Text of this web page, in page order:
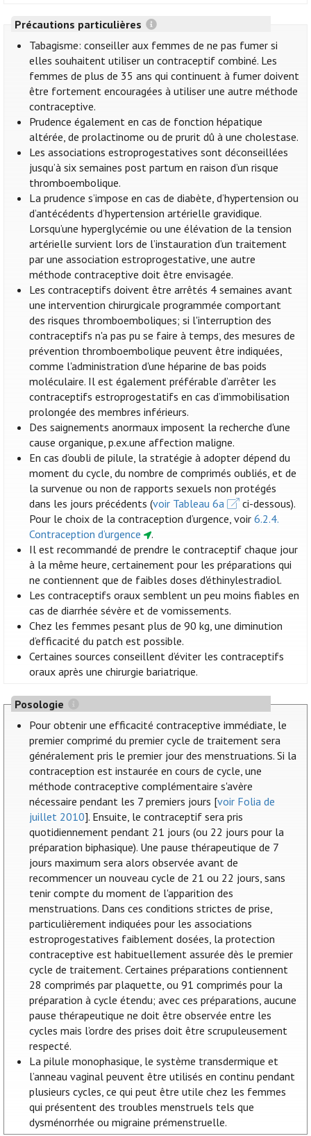
Précautions particulières
Tabagisme: conseiller aux femmes de ne pas fumer si
elles souhaitent utiliser un contraceptif combiné. Les
femmes de plus de 35 ans qui continuent à fumer doivent
être fortement encouragées à utiliser une autre méthode
contraceptive.
Prudence également en cas de fonction hépatique
altérée, de prolactinome ou de prurit dû à une cholestase.
Les associations estroprogestatives sont déconseillées
jusqu’à six semaines post partum en raison d’un risque
thromboembolique.
La prudence s’impose en cas de diabète, d’hypertension ou
d’antécédents d’hypertension artérielle gravidique.
Lorsqu’une hyperglycémie ou une élévation de la tension
artérielle survient lors de l’instauration d’un traitement
par une association estroprogestative, une autre
méthode contraceptive doit être envisagée.
Les contraceptifs doivent être arrêtés 4 semaines avant
une intervention chirurgicale programmée comportant
des risques thromboemboliques; si l'interruption des
contraceptifs n'a pas pu se faire à temps, des mesures de
prévention thromboembolique peuvent être indiquées,
comme l'administration d'une héparine de bas poids
moléculaire. Il est également préférable d’arrêter les
contraceptifs estroprogestatifs en cas d’immobilisation
prolongée des membres inférieurs.
Des saignements anormaux imposent la recherche d'une
cause organique, p.ex.une affection maligne.
En cas d’oubli de pilule, la stratégie à adopter dépend du
moment du cycle, du nombre de comprimés oubliés, et de
la survenue ou non de rapports sexuels non protégés
dans les jours précédents (voir Tableau 6a
ci-dessous).
Pour le choix de la contraception d’urgence, voir6.2.4.
Contraception d’urgence
.
Il est recommandé de prendre le contraceptif chaque jour
à la même heure, certainement pour les préparations qui
ne contiennent que de faibles doses d'éthinylestradiol.
Les contraceptifs oraux semblent un peu moins fiables en
cas de diarrhée sévère et de vomissements.
Chez les femmes pesant plus de 90 kg, une diminution
d’efficacité du patch est possible.
Certaines sources conseillent d’éviter les contraceptifs
oraux après une chirurgie bariatrique.
Posologie
Pour obtenir une efficacité contraceptive immédiate, le
premier comprimé du premier cycle de traitement sera
généralement pris le premier jour des menstruations. Si la
contraception est instaurée en cours de cycle, une
méthode contraceptive complémentaire s'avère
nécessaire pendant les 7 premiers jours [voir Folia de
juillet 2010]. Ensuite, le contraceptif sera pris
quotidiennement pendant 21 jours (ou 22 jours pour la
préparation biphasique). Une pause thérapeutique de 7
jours maximum sera alors observée avant de
recommencer un nouveau cycle de 21 ou 22 jours, sans
tenir compte du moment de l'apparition des
menstruations. Dans ces conditions strictes de prise,
particulièrement indiquées pour les associations
estroprogestatives faiblement dosées, la protection
contraceptive est habituellement assurée dès le premier
cycle de traitement. Certaines préparations contiennent
28 comprimés par plaquette, ou 91 comprimés pour la
préparation à cycle étendu; avec ces préparations, aucune
pause thérapeutique ne doit être observée entre les
cycles mais l’ordre des prises doit être scrupuleusement
respecté.
La pilule monophasique, le système transdermique et
l’anneau vaginal peuvent être utilisés en continu pendant
plusieurs cycles, ce qui peut être utile chez les femmes
qui présentent des troubles menstruels tels que
dysménorrhée ou migraine prémenstruelle.